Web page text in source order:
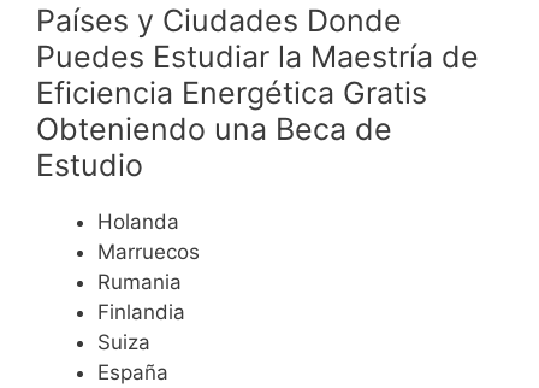
Países y Ciudades Donde
Puedes Estudiar la Maestría de
Eficiencia Energética Gratis
Obteniendo una Beca de
Estudio
Holanda
Marruecos
Rumania
Finlandia
Suiza
España